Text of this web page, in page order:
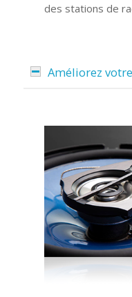
des stations de
Améliorez